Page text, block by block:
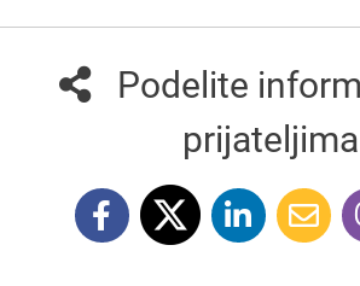
Podelite
prijateljima